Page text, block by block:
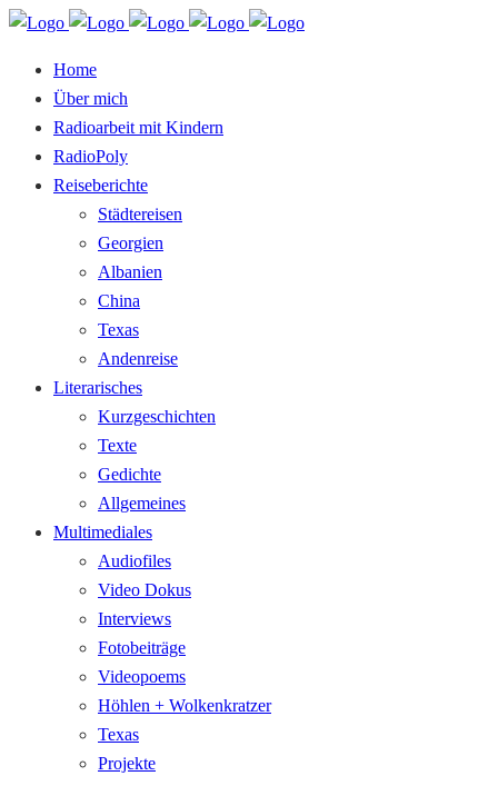
Home
Über mich
Radioarbeit mit Kindern
RadioPoly
Reiseberichte
Städtereisen
Georgien
Albanien
China
Texas
Andenreise
Literarisches
Kurzgeschichten
Texte
Gedichte
Allgemeines
Multimediales
Audiofiles
Video Dokus
Interviews
Fotobeiträge
Videopoems
Höhlen + Wolkenkratzer
Texas
Projekte